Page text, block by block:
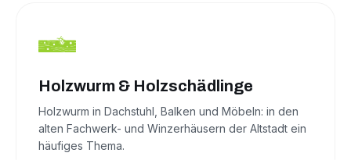
Holzwurm & Holzschädlinge
Holzwurm in Dachstuhl, Balken und Möbeln: in den
alten Fachwerk- und Winzerhäusern der Altstadt ein
häufiges Thema.